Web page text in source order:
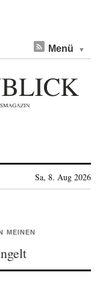
Menü
Sa, 8. Aug 2026
MEINEN